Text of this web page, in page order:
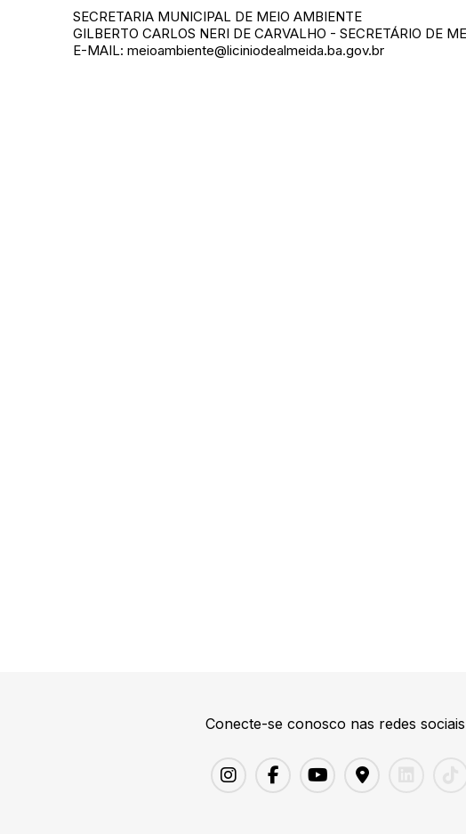
SECRETARIA MUNICIPAL DE MEIO AMBIENTE
GILBERTO CARLOS NERI DE CARVALHO - SECRETÁRIO DE
E-MAIL: meioambiente@liciniodealmeida.ba.gov.br
Conecte-se conosco nas redes sociais